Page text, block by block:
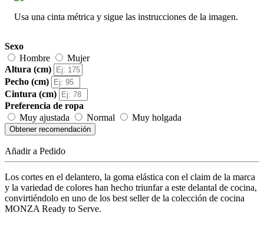
Usa una cinta métrica y sigue las instrucciones de la imagen.
Sexo
Hombre
Mujer
Altura (cm)
Pecho (cm)
Cintura (cm)
Preferencia de ropa
Muy ajustada
Normal Muy holgada
Obtener recomendación
Añadir a Pedido
Los cortes en el delantero, la goma elástica con el claim de la marca
y la variedad de colores han hecho triunfar a este delantal de cocina,
convirtiéndolo en uno de los best seller de la colección de cocina
MONZA Ready to Serve.